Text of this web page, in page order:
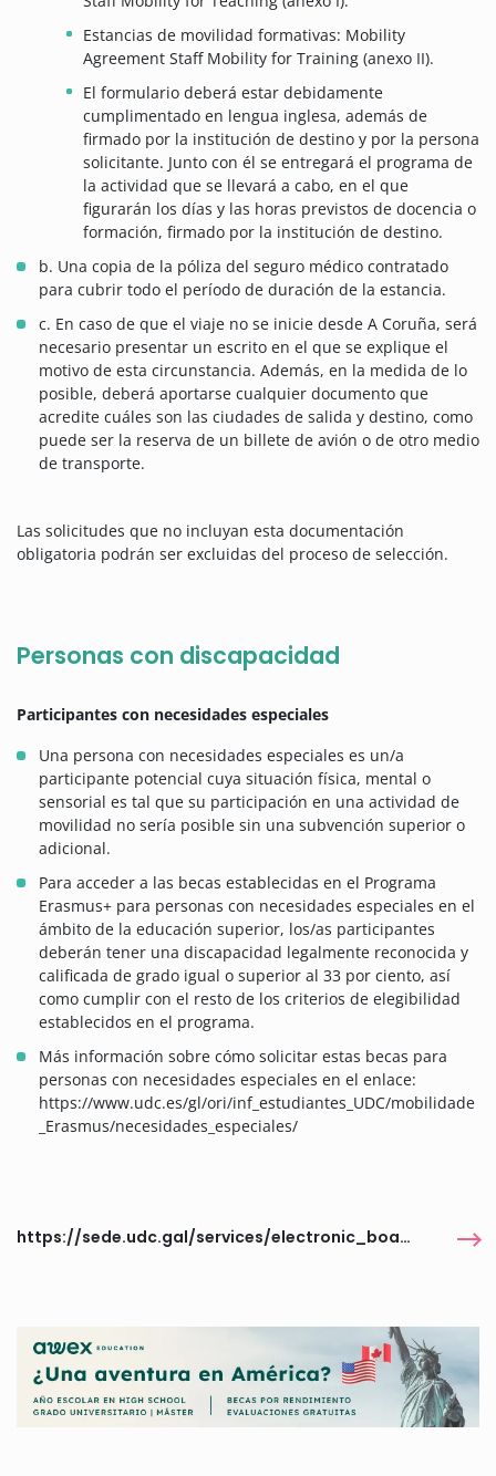
Estancias de movilidad formativas: Mobility
Agreement Staff Mobility for Training (anexo II).
El formulario deberá estar debidamente
cumplimentado en lengua inglesa, además de
firmado por la institución de destino y por la persona
solicitante. Junto con él se entregará el programa de
la actividad que se llevará a cabo, en el que
figurarán los días y las horas previstos de docencia o
formación, firmado por la institución de destino.
b. Una copia de la póliza del seguro médico contratado
para cubrir todo el período de duración de la estancia.
c. En caso de que el viaje no se inicie desde A Coruña, será
necesario presentar un escrito en el que se explique el
motivo de esta circunstancia. Además, en la medida de lo
posible, deberá aportarse cualquier documento que
acredite cuáles son las ciudades de salida y destino, como
puede ser la reserva de un billete de avión o de otro medio
de transporte.
Las solicitudes que no incluyan esta documentación
obligatoria podrán ser excluidas del proceso de selección.
Personas con discapacidad
Participantes con necesidades especiales
Una persona con necesidades especiales es un/a
participante potencial cuya situación física, mental o
sensorial es tal que su participación en una actividad de
movilidad no sería posible sin una subvención superior o
adicional.
Para acceder a las becas establecidas en el Programa
Erasmus+ para personas con necesidades especiales en el
ámbito de la educación superior, los/as participantes
deberán tener una discapacidad legalmente reconocida y
calificada de grado igual o superior al 33 por ciento, así
como cumplir con el resto de los criterios de elegibilidad
establecidos en el programa.
Más información sobre cómo solicitar estas becas para
personas con necesidades especiales en el enlace:
https://www.udc.es/gl/ori/inf_estudiantes_UDC/mobilidade
_Erasmus/necesidades_especiales/
https://sede.udc.gal/services/electronic_board/EXP2025/007282